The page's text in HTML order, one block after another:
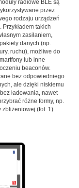
radiowe BLE są
przez
rodzaju urządzeń
takich
zasilaniem,
danych (np.
ruchu), możliwe do
lub inne
beaconów.
bez odpowiedniego
ale dzięki niskiemu
ładowania, nawet
różne formy, np.
zbliżeniowej (fot. 1).